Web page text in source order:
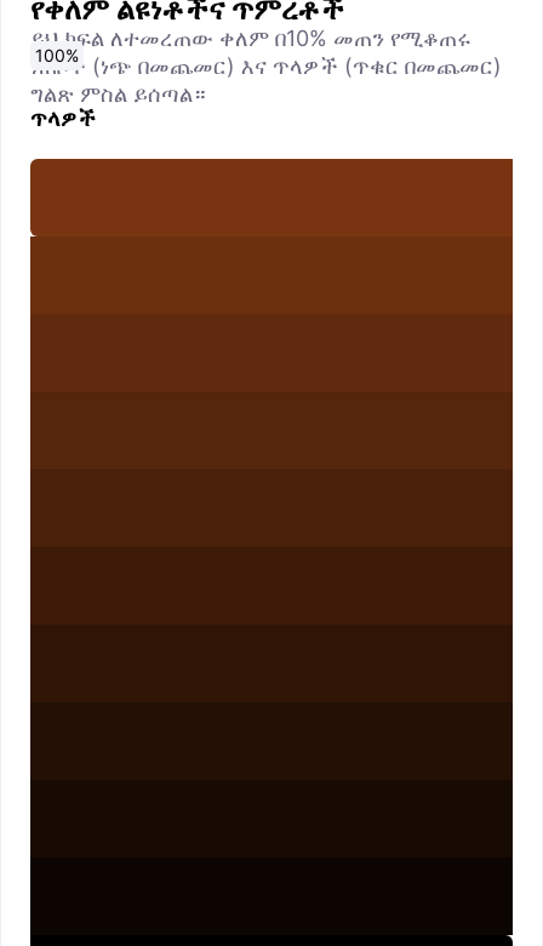
የቀለም ልዩነቶችና ጥምረቶች
ይህ ክፍል ለተመረጠው ቀለም በ10% መጠን የሚቆጠሩ
ነጠቦች (ነጭ በመጨመር) እና ጥላዎች (ጥቁር በመጨመር)
ግልጽ ምስል ይሰጣል።
ጥላዎች
0%
10%
20%
30%
40%
50%
60%
70%
80%
90%
100%